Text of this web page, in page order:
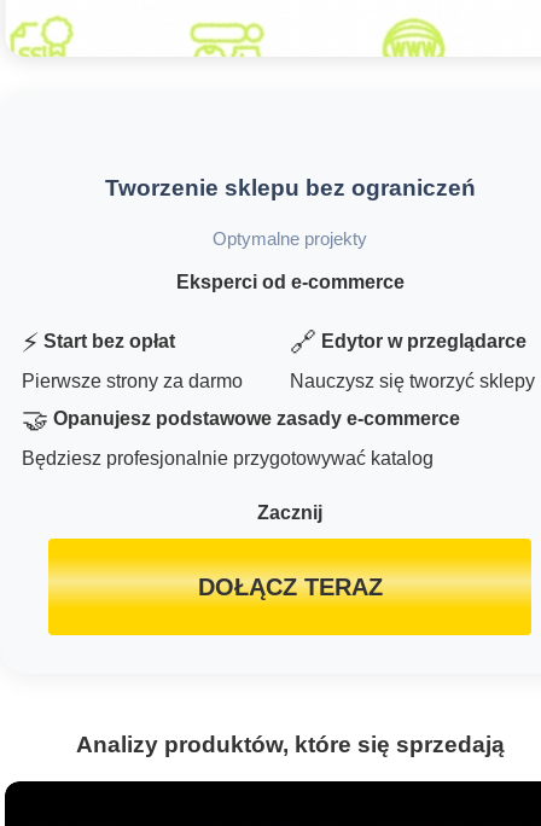
Tworzenie sklepu bez ograniczeń
Optymalne projekty
Eksperci od e-commerce
⚡ Start bez opłat
Pierwsze strony za darmo
🔗 Edytor w przeglądarce
Nauczysz się tworzyć sklepy
🤝 Opanujesz podstawowe zasady e-commerce
Będziesz profesjonalnie przygotowywać katalog
Zacznij
DOŁĄCZ TERAZ
Analizy produktów, które się sprzedają